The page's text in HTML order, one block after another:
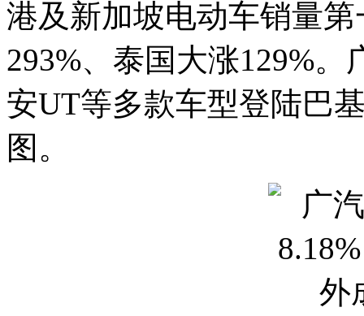
港及新加坡电动车销量
293%、泰国大涨129%
安UT等多款车型登陆巴
图。